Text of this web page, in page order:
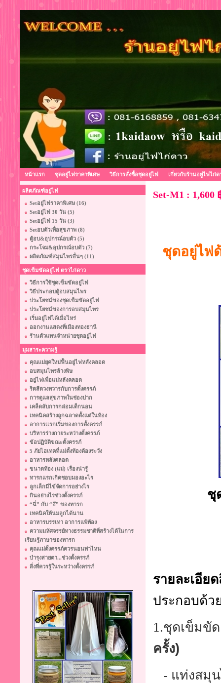
หน้าแรก ชุดอยู่ไฟราคาพิเศษ วิธีการสั่งซื้อชุดอยู่ไฟ เกี่ยวกับร้านอยู่ไฟไก่ด
ผลิตภัณฑ์อยู่ไฟ
Setอยู่ไฟราคาพิเศษ (16)
Setอยู่ไฟ 30 วัน (5)
Setอยู่ไฟ 15 วัน (3)
Setอบตัวเพื่อสุขภาพ (8)
ตู้อบ&อุปกรณ์อบตัว (5)
กระโจม&อุปกรณ์อบตัว (7)
ผลิตภัณฑ์สมุนไพรอื่นๆ (11)
ชุดเข็มขัดอยู่ไฟ ตราไก่ดาว
วิธีการใช้ชุดเข็มขัดอยู่ไฟ
วิธีประกอบตู้อบสมุนไพร
ประโยชน์ของชุดเข็มขัดอยู่ไฟ
ประโยชน์ของการอบสมุนไพร
เริ่มอยู่ไฟได้เมื่อไหร่
ออกงานแสดงที่เมืองทองธานี
ร้านตัวแทนจำหน่ายชุดอยู่ไฟ
มุมสาระความรู้
คุณแม่ยุคใหม่ฟื้นอยู่ไฟหลังคลอด
อบสมุนไพรล้างพิษ
อยู่ไฟเพื่อแม่หลังคลอด
ริดสีดวงทวารกับการตั้งครรภ์
การดูแลสุขภาพในช่องปาก
เคล็ดลับการกล่อมเด็กนอน
เทคนิคสร้างลูกฉลาดตั้งแต่ในท้อง
อาการเเรกเริ่มของการตั้งครรภ์
บริหารร่างกายระหว่างตั้งครรภ์
ข้อปฏิบัติขณะตั้งครรภ์
5 ภัยไฮเทคที่แม่ตั้งท้องต้องระวัง
อาหารหลังคลอด
ขนาดท้อง (แม่) เรื่องน่ารู้
ทารกแรกเกิดชอบมองอะไร
ลูกเล็กมีไข้จัดการอย่างไร
กินอย่างไรช่วงตั้งครรภ์
“ฉี่” กับ “อึ” ของทารก
เทคนิคให้นมลูกได้นาน
อาหารบรรเทา อาการแพ้ท้อง
ความมหัศจรรย์ทางธรรมชาติที่สร้างได้ในการ
เรียนรู้ภาษาของทารก
คุณแม่ตั้งครรภ์ควรนอนท่าไหน
บำรุงสายตา...ช่วงตั้งครรภ์
สิ่งที่ควรรู้ในระหว่างตั้งครรภ์
Set-M1 : 1,600
ชุดอยู่ไฟ
ชุ
รายละเอีย
ประกอบด้ว
1.ชุดเข็มขั
ครั้ง)
- แท่งสมุ